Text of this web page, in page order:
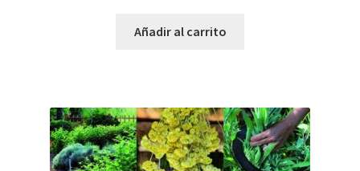
Añadir al carrito